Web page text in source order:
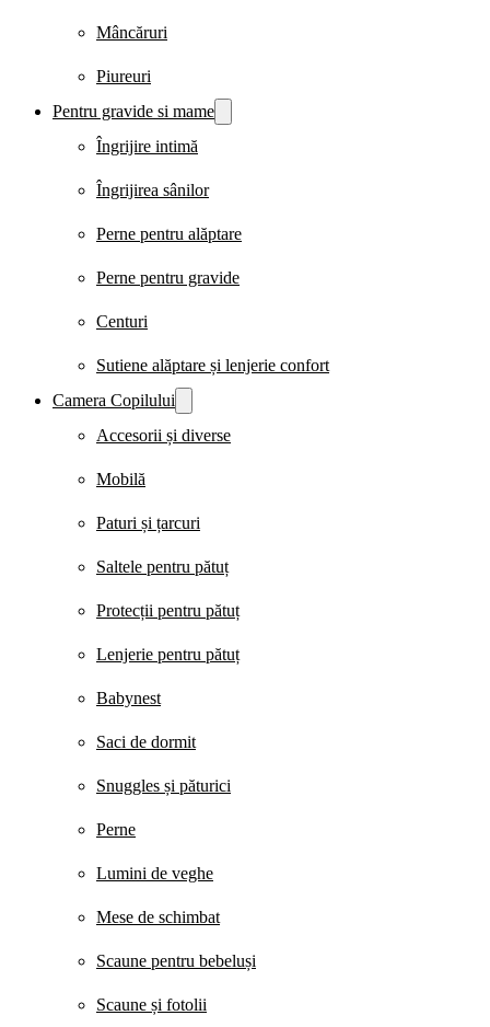
Mâncăruri
Piureuri
Pentru gravide si mame
Îngrijire intimă
Îngrijirea sânilor
Perne pentru alăptare
Perne pentru gravide
Centuri
Sutiene alăptare și lenjerie confort
Camera Copilului
Accesorii și diverse
Mobilă
Paturi și țarcuri
Saltele pentru pătuț
Protecții pentru pătuț
Lenjerie pentru pătuț
Babynest
Saci de dormit
Snuggles și păturici
Perne
Lumini de veghe
Mese de schimbat
Scaune pentru bebeluși
Scaune și fotolii